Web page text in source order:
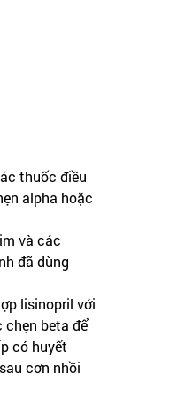
thuốc điều
alpha hoặc
và các
đã dùng
lisinopril với
beta để
có huyết
cơn nhồi